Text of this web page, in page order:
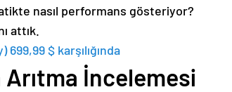
nasıl performans gösteriyor?
attık.
$ karşılığında
İncelemesi